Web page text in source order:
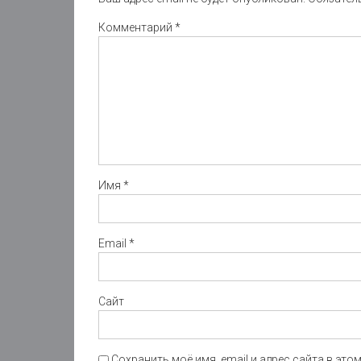
Комментарий *
Имя *
Email *
Сайт